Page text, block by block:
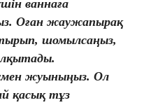
ваннаға
Оған жаужапырақ
шомылсаңыз,
жуыныңыз. Ол
қасық тұз